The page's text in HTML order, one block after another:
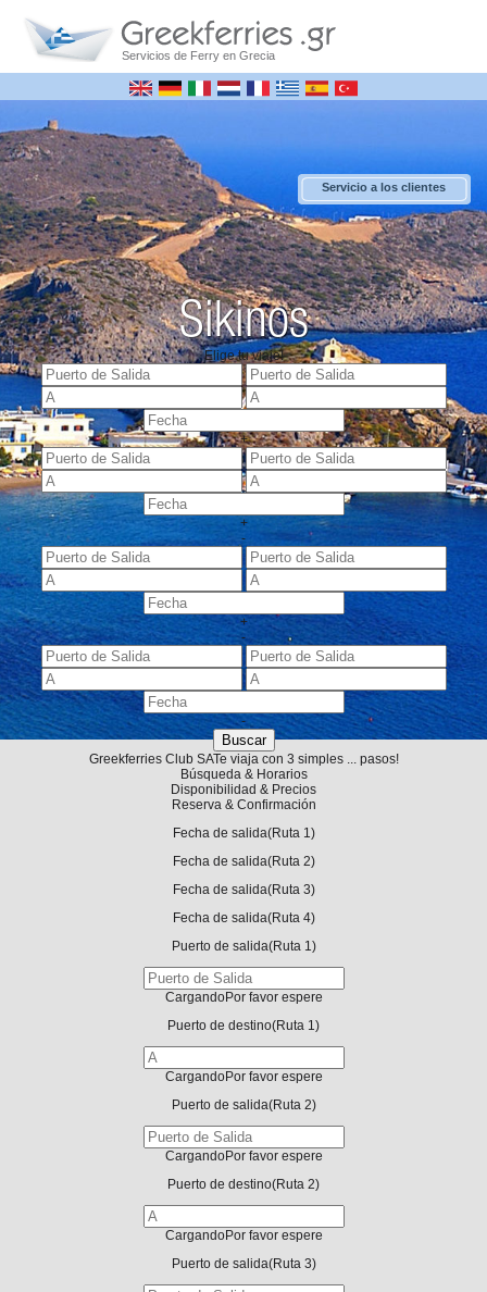
Servicios de Ferry en Grecia
Servicio a los clientes
Sikinos
Elige tu viaje!
+
+
-
+
-
-
Greekferries Club SATe viaja con 3 simples ... pasos!
Búsqueda & Horarios
Disponibilidad & Precios
Reserva & Confirmación
Fecha de salida(Ruta 1)
Fecha de salida(Ruta 2)
Fecha de salida(Ruta 3)
Fecha de salida(Ruta 4)
Puerto de salida(Ruta 1)
CargandoPor favor espere
Puerto de destino(Ruta 1)
CargandoPor favor espere
Puerto de salida(Ruta 2)
CargandoPor favor espere
Puerto de destino(Ruta 2)
CargandoPor favor espere
Puerto de salida(Ruta 3)